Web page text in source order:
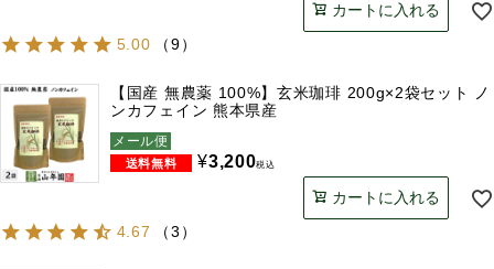
カートに入れる
5.00
（9）
【国産 無農薬 100%】玄米珈琲 200g×2袋セット ノ
ンカフェイン 熊本県産
メール便
¥3,200税込
カートに入れる
4.67
（3 ）